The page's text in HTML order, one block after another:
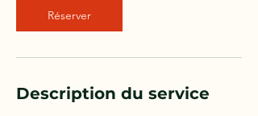
Réserver
Description du service